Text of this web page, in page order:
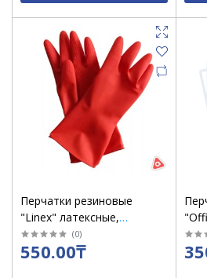
Перчатки резиновые
"Linex" латексные,
красные, L
(0)
550.00₸